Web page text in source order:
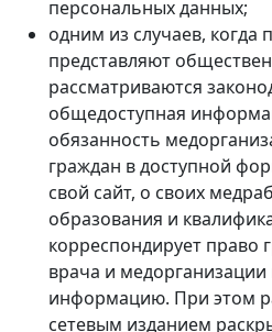
персональных данных;
одним из случаев, когда
представляют
рассматриваются
общедоступная
обязанность
граждан в доступной
свой сайт, о своих
образования и
корреспондирует право
врача и
информацию. При этом
сетевым изданием